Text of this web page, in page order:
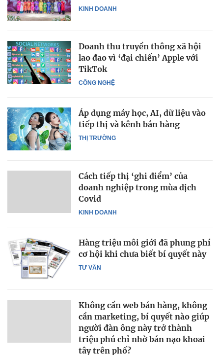
KINH DOANH
CÔNG NGHỆ
Doanh thu truyền thông xã hội
lao đao vì ‘đại chiến’ Apple với
TikTok
THỊ TRƯỜNG
Áp dụng máy học, AI, dữ liệu vào
tiếp thị và kênh bán hàng
KINH DOANH
Cách tiếp thị ‘ghi điểm’ của
doanh nghiệp trong mùa dịch
Covid
TƯ VẤN
Hàng triệu môi giới đã phung phí
cơ hội khi chưa biết bí quyết này
Không cần web bán hàng, không
cần marketing, bí quyết nào giúp
người đàn ông này trở thành
triệu phú chỉ nhờ bán nạo khoai
tây trên phố?